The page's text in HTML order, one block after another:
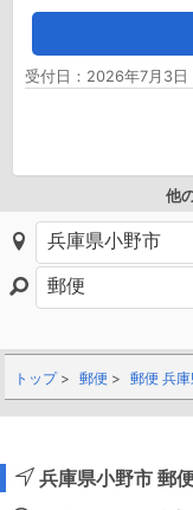
受付日：2026年7月3
他
トップ 郵便 郵便 兵庫
兵庫県小野市 郵